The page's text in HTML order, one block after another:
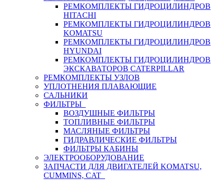
РЕМКОМПЛЕКТЫ ГИДРОЦИЛИНДРОВ
HITACHI
РЕМКОМПЛЕКТЫ ГИДРОЦИЛИНДРОВ
KOMATSU
РЕМКОМПЛЕКТЫ ГИДРОЦИЛИНДРОВ
HYUNDAI
РЕМКОМПЛЕКТЫ ГИДРОЦИЛИНДРОВ
ЭКСКАВАТОРОВ CATERPILLAR
РЕМКОМПЛЕКТЫ УЗЛОВ
УПЛОТНЕНИЯ ПЛАВАЮЩИЕ
САЛЬНИКИ
ФИЛЬТРЫ
ВОЗДУШНЫЕ ФИЛЬТРЫ
ТОПЛИВНЫЕ ФИЛЬТРЫ
МАСЛЯНЫЕ ФИЛЬТРЫ
ГИДРАВЛИЧЕСКИЕ ФИЛЬТРЫ
ФИЛЬТРЫ КАБИНЫ
ЭЛЕКТРООБОРУДОВАНИЕ
ЗАПЧАСТИ ДЛЯ ДВИГАТЕЛЕЙ KOMATSU,
CUMMINS, CAT